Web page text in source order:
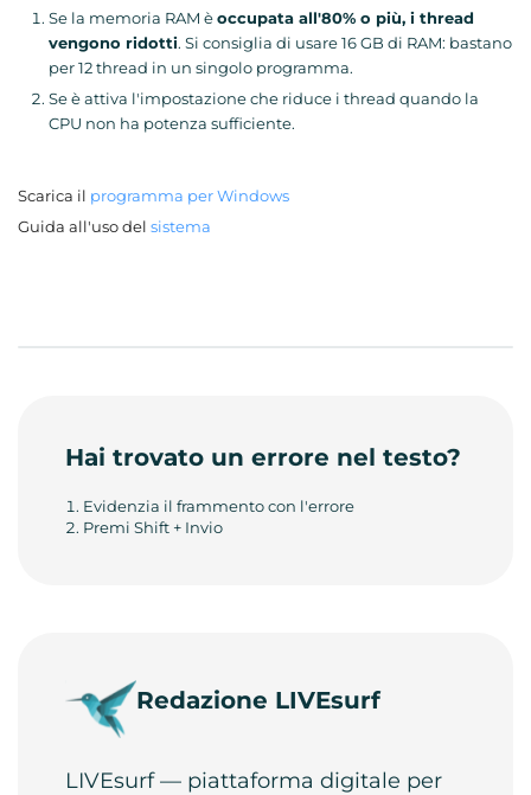
Se la memoria RAM èoccupata all'80% o più, i thread
vengono ridotti. Si consiglia di usare 16 GB di RAM: bastano
per 12 thread in un singolo programma.
Se è attiva l'impostazione che riduce i thread quando la
CPU non ha potenza sufficiente.
Scarica il programma per Windows
Guida all'uso del sistema
Hai trovato un errore nel testo?
Evidenzia il frammento con l'errore
Premi Shift + Invio
Redazione LIVEsurf
LIVEsurf — piattaforma digitale per